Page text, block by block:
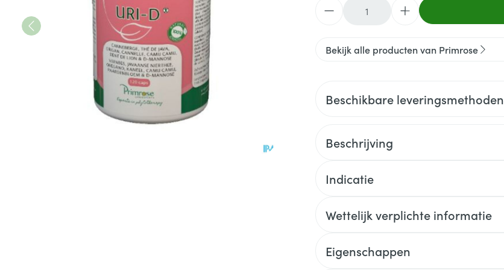
Bekijk alle producten van Primrose
Beschikbare leveringsmethoden
Beschrijving
Indicatie
Wettelijk verplichte informatie
Eigenschappen